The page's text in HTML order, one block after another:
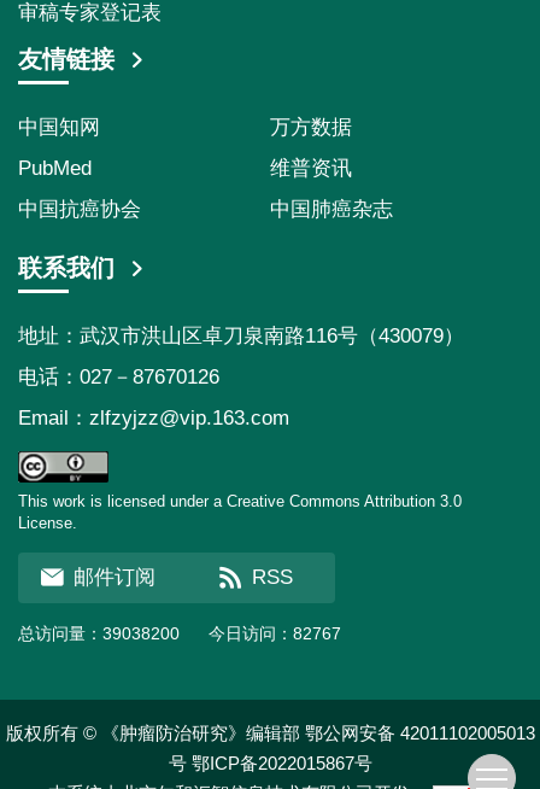
审稿专家登记表
友情链接
中国知网
万方数据
PubMed
维普资讯
中国抗癌协会
中国肺癌杂志
联系我们
地址：武汉市洪山区卓刀泉南路116号（430079）
电话：027－87670126
Email： zlfzyjzz@vip.163.com
This work is licensed under a Creative Commons Attribution 3.0
License.
邮件订阅 RSS
总访问量： 39038200 今日访问： 82767
版权所有 © 《肿瘤防治研究》编辑部 鄂公网安备 42011102005013
号 鄂ICP备2022015867号